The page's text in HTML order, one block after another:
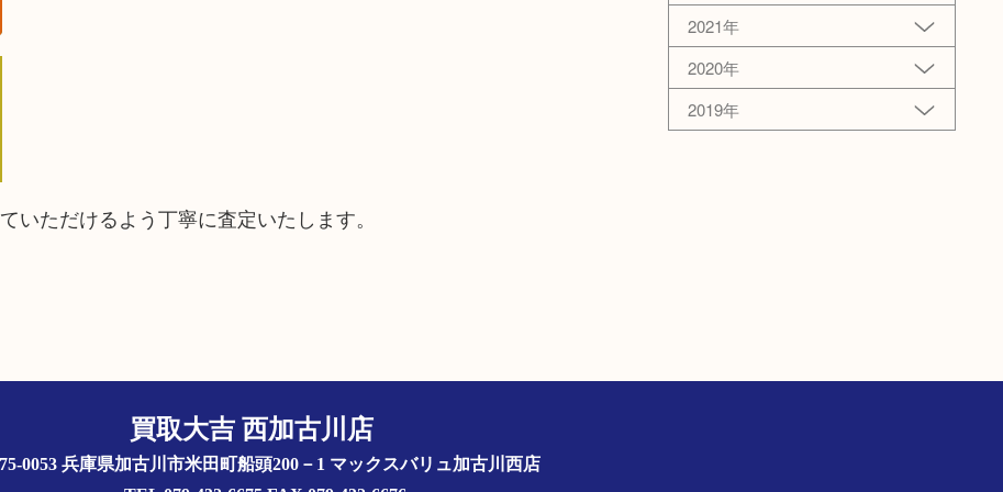
ただけるよう丁寧に査定いたします。
2021年
2020年
2019年
買取大吉 西加古川店
0053 兵庫県加古川市米田町船頭200－1 マックスバリュ加古川西店